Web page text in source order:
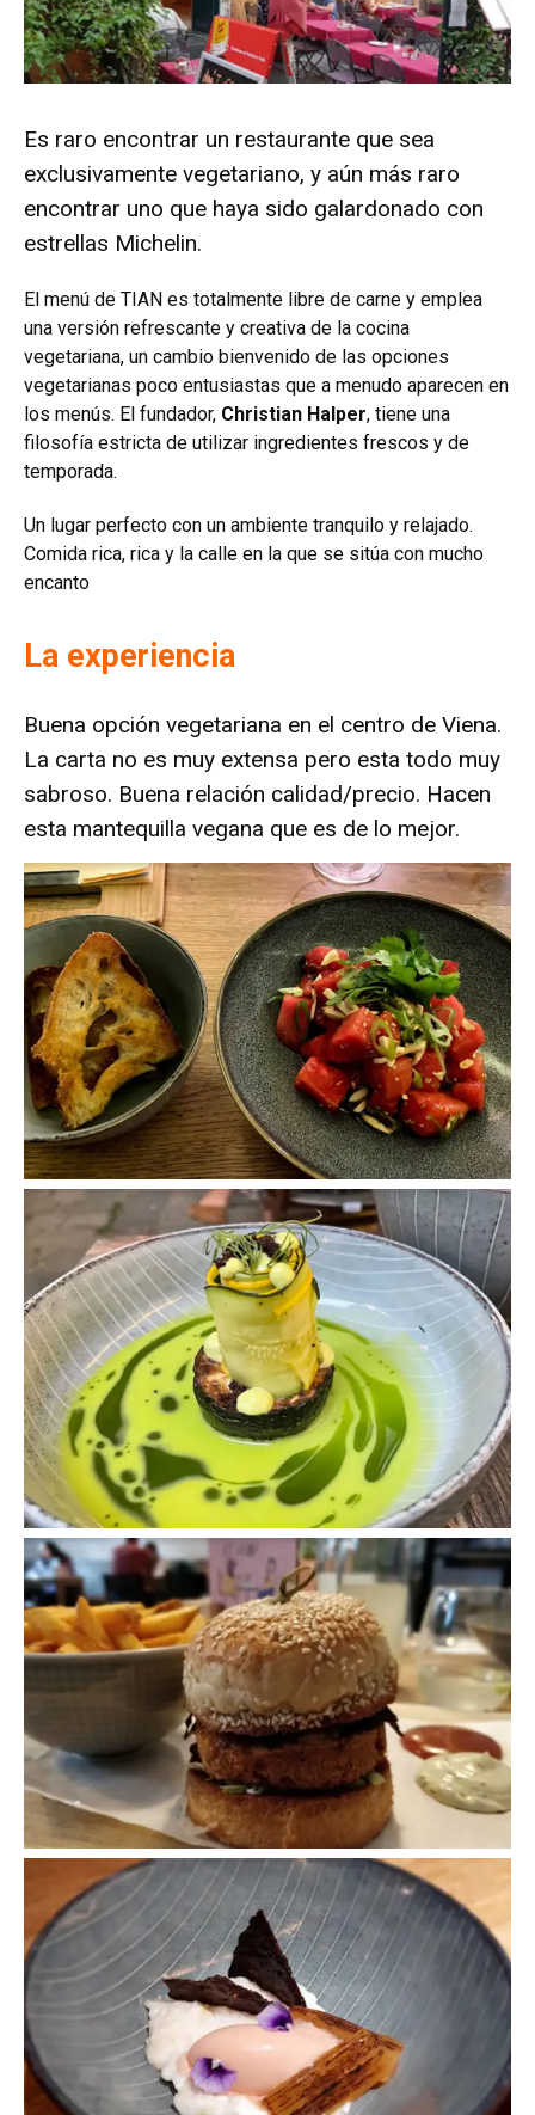
Es raro encontrar un restaurante que sea
exclusivamente vegetariano, y aún más raro
encontrar uno que haya sido galardonado con
estrellas Michelin.
El menú de TIAN es totalmente libre de carne y emplea
una versión refrescante y creativa de la cocina
vegetariana, un cambio bienvenido de las opciones
vegetarianas poco entusiastas que a menudo aparecen en
los menús. El fundador, Christian Halper, tiene una
filosofía estricta de utilizar ingredientes frescos y de
temporada.
Un lugar perfecto con un ambiente tranquilo y relajado.
Comida rica, rica y la calle en la que se sitúa con mucho
encanto
La experiencia
Buena opción vegetariana en el centro de Viena.
La carta no es muy extensa pero esta todo muy
sabroso. Buena relación calidad/precio. Hacen
esta mantequilla vegana que es de lo mejor.